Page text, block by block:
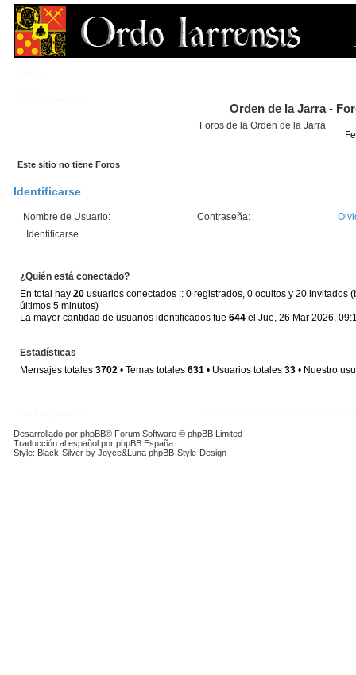
Orden de la Jarra -
Foros de la Orden de la Jarra
Este sitio no tiene Foros
Identificarse
Nombre de Usuario: Contraseña:
¿Quién está conectado?
En total hay 20 usuarios conectados :: 0 registrados, 0 ocultos y 20 invitados
últimos 5 minutos)
La mayor cantidad de usuarios identificados fue 644 el Jue, 26 Mar 2026,
Estadísticas
Mensajes totales 3702 • Temas totales 631 • Usuarios totales 33 • Nuestro
Desarrollado por phpBB® Forum Software © phpBB Limited
Traducción al español por phpBB España
Style: Black-Silver by Joyce&Luna phpBB-Style-Design